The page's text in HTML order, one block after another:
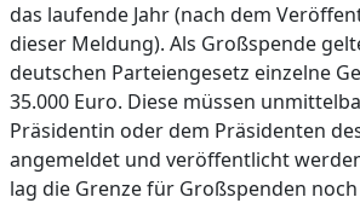
das laufende Jahr (nach dem
dieser Meldung). Als Großspende
deutschen Parteiengesetz einzelne
35.000 Euro. Diese müssen
Präsidentin oder dem Präsidenten
angemeldet und veröffentlicht
lag die Grenze für Großspenden noch